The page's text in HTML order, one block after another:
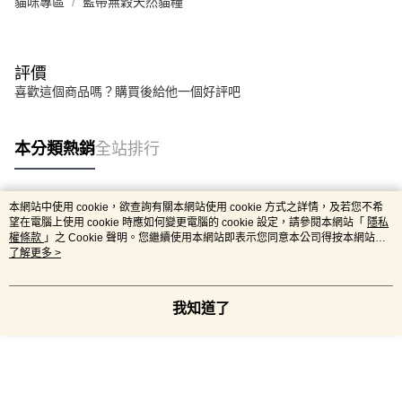
評價
喜歡這個商品嗎？購買後給他一個好評吧
本分類熱銷全站排行
熱門標籤
本網站中使用 cookie，欲查詢有關本網站使用 cookie 方式之詳情，及若您不希
望在電腦上使用 cookie 時應如何變更電腦的 cookie 設定，請參閱本網站「 隱私
權條款 」之 Cookie 聲明。您繼續使用本網站即表示您同意本公司得按本網站使
用條款之 Cookie 聲明使用 cookie。
了解更多 >
我知道了